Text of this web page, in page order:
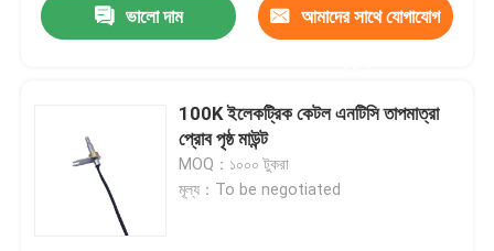
এনটিসি থার্মিস্টার প্রোব
পাতলা ফিল্ম থার্মিস্টর
থার্মিস্টার হাউজিং
ভালো দাম আমাদের সাথে যোগাযোগ
100K ইলেকট্রিক কেটল এনটিসি তাপমাত্রা
প্রোব পৃষ্ঠ মাউন্ট
MOQ：১০০০ টুকরা
মূল্য：To be negotiated